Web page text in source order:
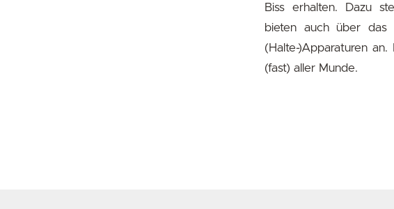
Biss erhalten. Dazu
bieten auch über das
(Halte-)Apparaturen
(fast) aller Munde.